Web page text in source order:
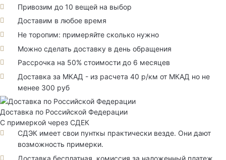
Привозим до 10 вещей на выбор
Доставим в любое время
Не торопим: примеряйте сколько нужно
Можно сделать доставку в день обращения
Рассрочка на 50% стоимости до 6 месяцев
Доставка за МКАД - из расчета 40 р/км от МКАД но не
менее 300 руб
Доставка по Российской Федерации
С примеркой через СДЕК
СДЭК имеет свои пунткы практически везде. Они дают
возможность примерки.
Доставка бесплатная, комиссия за наложенный платеж